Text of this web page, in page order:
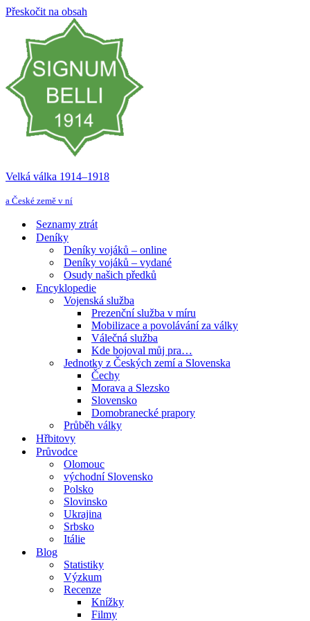
Přeskočit na obsah
Velká válka 1914–⁠⁠⁠⁠⁠⁠1918
a České země v ní
Seznamy ztrát
Deníky
Deníky vojáků – online
Deníky vojáků – vydané
Osudy našich předků
Encyklopedie
Vojenská služba
Prezenční služba v míru
Mobilizace a povolávání za války
Válečná služba
Kde bojoval můj pra…
Jednotky z Českých zemí a Slovenska
Čechy
Morava a Slezsko
Slovensko
Domobranecké prapory
Průběh války
Hřbitovy
Průvodce
Olomouc
východní Slovensko
Polsko
Slovinsko
Ukrajina
Srbsko
Itálie
Blog
Statistiky
Výzkum
Recenze
Knížky
Filmy